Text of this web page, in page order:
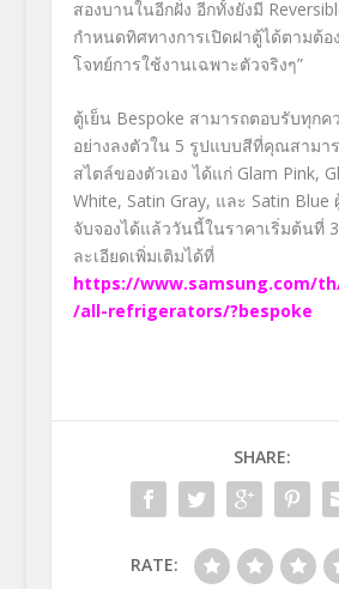
สองบานในอีกฝั่ง อีกทั้งยังมี
กำหนดทิศทางการเปิดฝาตู้ได้ตามต้อ
โจทย์การใช้งานเฉพาะตัวจริงๆ”
ตู้เย็น Bespoke สามารถตอบรับทุกค
อย่างลงตัวใน 5 รูปแบบสีที่คุณสามา
สไตล์ของตัวเอง ได้แก่ Glam Pink,
White, Satin Gray, และ Satin Blue
จับจองได้แล้ววันนี้ในราคาเริ่มต้นที่
ละเอียดเพิ่มเติมได้ที่
https://www.samsung.com/
/all-refrigerators/?bespoke
SHARE:
RATE: